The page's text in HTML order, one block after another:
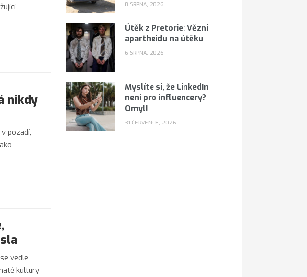
nikdy
pozadí,
vedle
kultury
8 SRPNA, 2026
Útěk z Pretorie: Vězni
apartheidu na útěku
6 SRPNA, 2026
Myslíte si, že LinkedIn
není pro influencery?
Omyl!
31 ČERVENCE, 2026